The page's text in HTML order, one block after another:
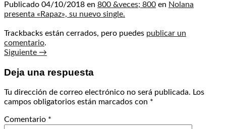
Publicado 04/10/2018 en 800 &veces; 800 en Nolana
presenta «Rapaz», su nuevo single.
Trackbacks están cerrados, pero puedes publicar un
comentario.
Siguiente →
Deja una respuesta
Tu dirección de correo electrónico no será publicada. Los
campos obligatorios están marcados con *
Comentario *